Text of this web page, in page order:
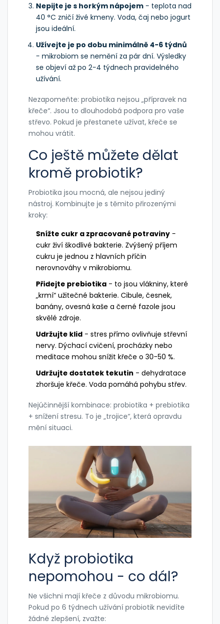
Nepijte je s horkým nápojem - teplota nad
40 °C zničí živé kmeny. Voda, čaj nebo jogurt
jsou ideální.
Užívejte je po dobu minimálně 4-6 týdnů
- mikrobiom se nemění za pár dní. Výsledky
se objeví až po 2-4 týdnech pravidelného
užívání.
Nezapomeňte: probiotika nejsou „přípravek na
křeče“. Jsou to dlouhodobá podpora pro vaše
střevo. Pokud je přestanete užívat, křeče se
mohou vrátit.
Co ještě můžete dělat
kromě probiotik?
Probiotika jsou mocná, ale nejsou jediný
nástroj. Kombinujte je s těmito přirozenými
kroky:
Snížte cukr a zpracované potraviny -
cukr živí škodlivé bakterie. Zvýšený příjem
cukru je jednou z hlavních příčin
nerovnováhy v mikrobiomu.
Přidejte prebiotika - to jsou vlákniny, které
„krmí“ užitečné bakterie. Cibule, česnek,
banány, ovesná kaše a černé fazole jsou
skvělé zdroje.
Udržujte klid - stres přímo ovlivňuje střevní
nervy. Dýchací cvičení, procházky nebo
meditace mohou snížit křeče o 30-50 %.
Udržujte dostatek tekutin - dehydratace
zhoršuje křeče. Voda pomáhá pohybu střev.
Nejúčinnější kombinace: probiotika + prebiotika
+ snížení stresu. To je „trojice“, která opravdu
mění situaci.
Když probiotika
nepomohou - co dál?
Ne všichni mají křeče z důvodu mikrobiomu.
Pokud po 6 týdnech užívání probiotik nevidíte
žádné zlepšení, zvažte: